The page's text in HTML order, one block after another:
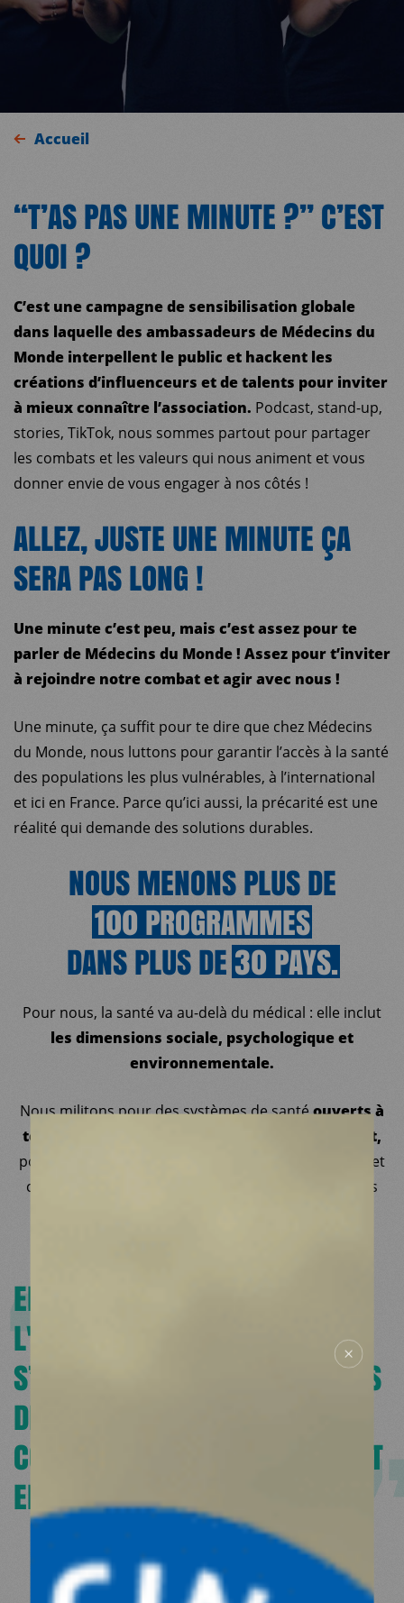
MDM
SUR LE TERRAIN
ACTUALITÉS
NOUS SOUTENIR
NOUS REJOINDRE
ESPACE DONATEURS
COMITÉ DES DONATEURS
ESPACE PRESSE
NOS PARTENAIRES
Accueil
“T’AS PAS UNE MINUTE ?” C’EST
QUOI ?
C’est une campagne de sensibilisation globale
dans laquelle des ambassadeurs de Médecins du
Monde interpellent le public et hackent les
créations d’influenceurs et de talents pour inviter
à mieux connaître l’association. Podcast, stand-up,
stories, TikTok, nous sommes partout pour partager
les combats et les valeurs qui nous animent et vous
donner envie de vous engager à nos côtés !
ALLEZ, JUSTE UNE MINUTE ÇA
SERA PAS LONG !
Une minute c’est peu, mais c’est assez pour te
parler de Médecins du Monde ! Assez pour t’inviter
à rejoindre notre combat et agir avec nous !
Une minute, ça suﬃt pour te dire que chez Médecins
du Monde, nous luttons pour garantir l’accès à la santé
des populations les plus vulnérables, à l’international
et ici en France. Parce qu’ici aussi, la précarité est une
réalité qui demande des solutions durables.
NOUS MENONS PLUS DE
100PROGRAMMES
DANS PLUS DE30PAYS.
Pour nous, la santé va au-delà du médical : elle inclut
les dimensions sociale, psychologique et
environnementale.
Nous militons pour des systèmes de santéouverts à
toutes et tous, sans discrimination ni jugement,
pour des solutions durables construites avec celles et
ceux que nous aidons, avec la société civile, avec les
EN FRANCE COMME À
L'INTERNATIONAL, NOS ACTIONS
S’ADAPTENT AUX BESOINS RÉELS
DES POPULATIONS, EN
CONCILIANT JUSTICE SOCIALE ET
ENVIRONNEMENTALE.
NOTREVISION